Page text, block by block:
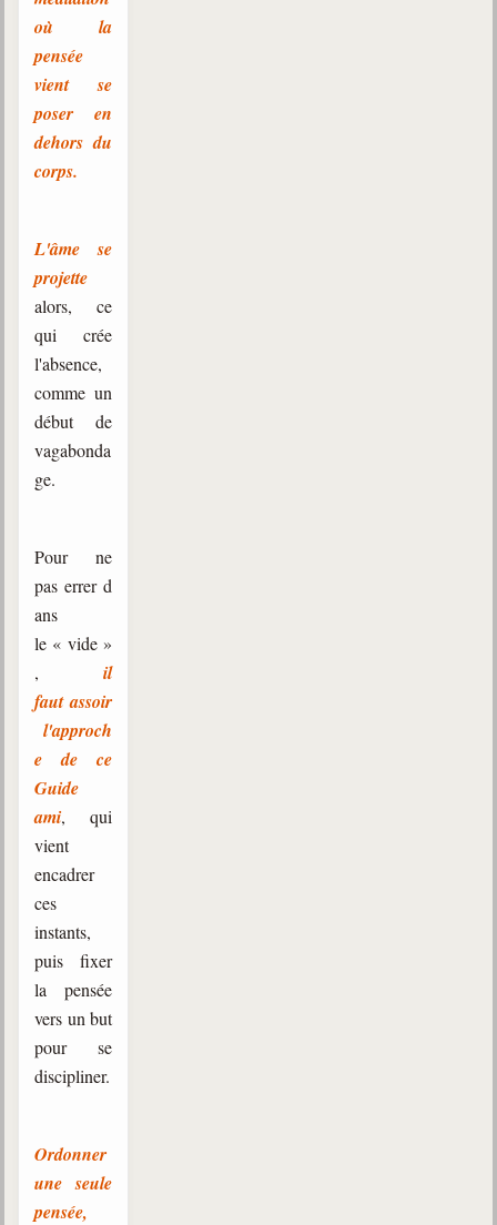
où la
pensée
vient se
poser en
dehors du
corps.
L'âme se
projette
alors, ce
qui crée
l'absence,
comme un
début de
vagabonda
ge.
Pour ne
pas errer d
ans
le « vide »
, il
faut assoir
l'approch
e de ce
Guide
ami, qui
vient
encadrer
ces
instants,
puis fixer
la pensée
vers un but
pour se
discipliner.
Ordonner
une seule
pensée,